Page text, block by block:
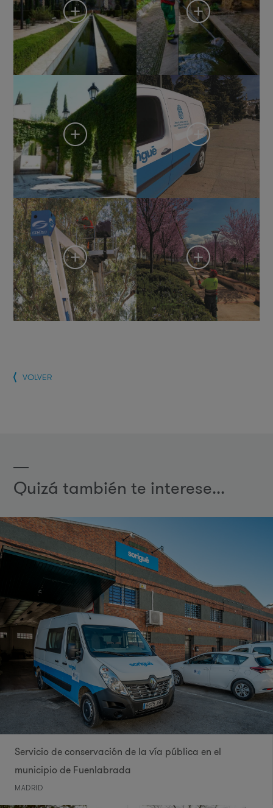
VOLVER
Quizá también te interese...
Servicio de conservación de la vía pública en el
municipio de Fuenlabrada
MADRID